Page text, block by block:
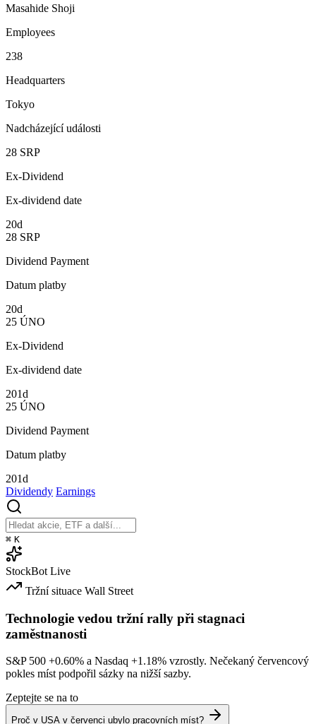
Masahide Shoji
Employees
238
Headquarters
Tokyo
Nadcházející události
28 SRP
Ex-Dividend
Ex-dividend date
20d
28 SRP
Dividend Payment
Datum platby
20d
25 ÚNO
Ex-Dividend
Ex-dividend date
201d
25 ÚNO
Dividend Payment
Datum platby
201d
Dividendy Earnings
⌘ K
StockBot Live
Tržní situace Wall Street
Technologie vedou tržní rally při stagnaci
zaměstnanosti
S&P 500 +0.60% a Nasdaq +1.18% vzrostly. Nečekaný červencový
pokles míst podpořil sázky na nižší sazby.
Zeptejte se na to
Proč v USA v červenci ubylo pracovních míst?